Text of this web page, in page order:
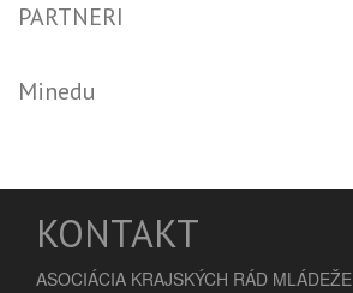
PARTNERI
Minedu
KONTAKT
ASOCIÁCIA KRAJSKÝCH RÁD MLÁDEŽE